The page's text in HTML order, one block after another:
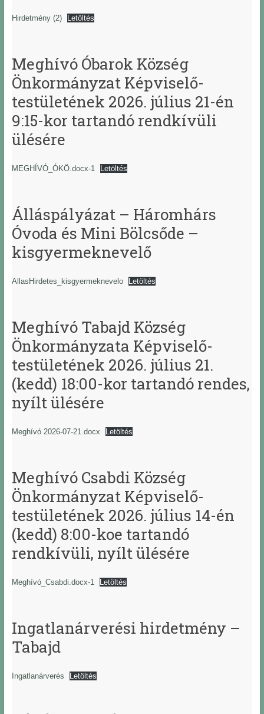
Hirdetmény (2) Letöltés
Meghívó Óbarok Község
Önkormányzat Képviselő-
testületének 2026. július 21-én
9:15-kor tartandó rendkívüli
ülésére
MEGHÍVÓ_ÓKÖ.docx-1 Letöltés
Álláspályázat – Háromhárs
Óvoda és Mini Bölcsőde –
kisgyermeknevelő
AllasHirdetes_kisgyermeknevelo Letöltés
Meghívó Tabajd Község
Önkormányzata Képviselő-
testületének 2026. július 21.
(kedd) 18:00-kor tartandó rendes,
nyílt ülésére
Meghívó 2026-07-21.docx Letöltés
Meghívó Csabdi Község
Önkormányzat Képviselő-
testületének 2026. július 14-én
(kedd) 8:00-koe tartandó
rendkívüli, nyílt ülésére
Meghívó_Csabdi.docx-1 Letöltés
Ingatlanárverési hirdetmény –
Tabajd
Ingatlanárverés Letöltés